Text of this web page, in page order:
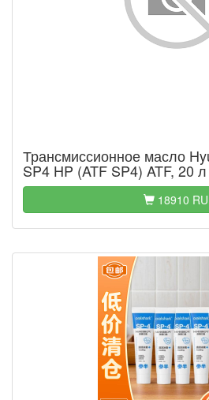
Трансмиссионное масло
SP4 HP (ATF SP4) ATF, 20 л
18910